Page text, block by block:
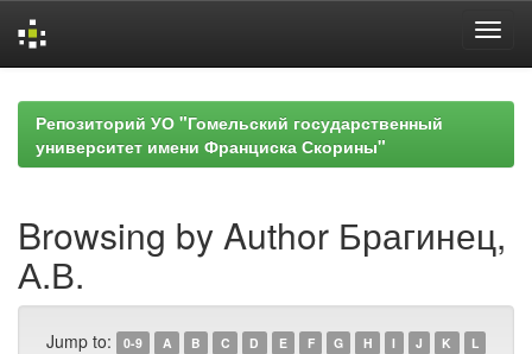
navigationРепозиторий УО "Гомельский государственный
университет имени Франциска Скорины"
Browsing by Author Брагинец,
А.В.
Jump to: 0-9 A B C D E F G H I J K
L